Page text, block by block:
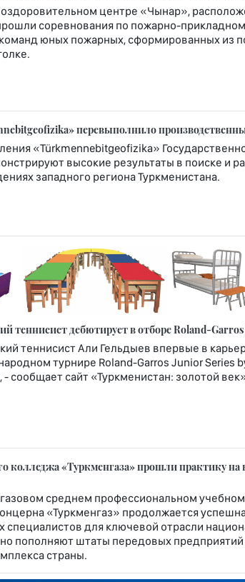
оздоровительном центре «Чынар»,
соревнования по пожарно-
команд юных пожарных, сформированных из
перевыполнило
«Türkmennebitgeofizika»
высокие результаты в поиске и
западного региона Туркменистана.
теннисист дебютирует в отборе Roland-
теннисист Али Гельдыев впервые в
турнире Roland-Garros Junior Series
- сообщает сайт «Туркменистан: золотой
колледжа «Туркменгаза» прошли практику
среднем профессиональном
«Туркменгаз» продолжается
специалистов для ключевой отрасли
пополняют штаты передовых
страны.